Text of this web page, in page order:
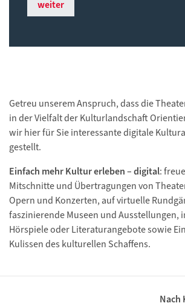
weiter
Getreu unserem Anspruch, dass die
in der Vielfalt der Kulturlandschaft
wir hier für Sie interessante digitale
gestellt.
Einfach mehr Kultur erleben – digital:
Mitschnitte und Übertragungen von
Opern und Konzerten, auf virtuelle
faszinierende Museen und Ausstellungen,
Hörspiele oder Literaturangebote sowie
Kulissen des kulturellen Schaffens.
Nach